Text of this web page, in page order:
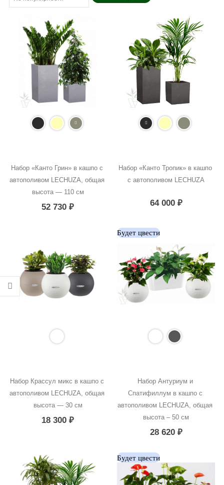
Набор «Канто Грин» в кашпо с
автополивом LECHUZA, общая
высота — 110 см
52 730₽
Набор «Канто Тропик» в кашпо
с автополивом LECHUZA
64 000 ₽
Набор Крассул микс в кашпо с
автополивом LECHUZA, общая
высота — 30 см
18 300₽
Будет цвести
Набор Антуриум и
Спатифиллум в кашпо с
автополивом LECHUZA, общая
высота – 50 см
28 620 ₽
Будет цвести